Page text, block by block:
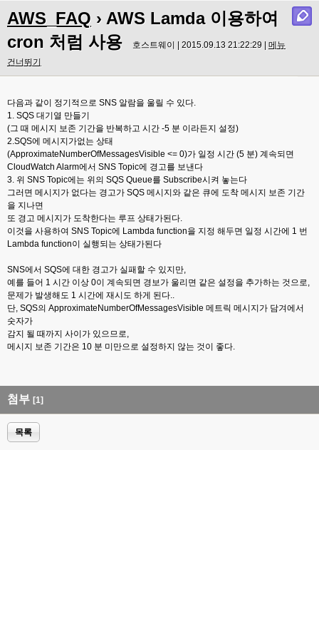
AWS_FAQ › AWS Lamda 이용하여
cron 처럼 사용
호스트웨이 | 2015.09.13 21:22:29 | 메뉴
건너뛰기
다음과 같이 정기적으로 SNS 알람을 울릴 수 있다.
1. SQS 대기열 만들기
(그 때 메시지 보존 기간을 반복하고 시간 -5 분 이라든지 설정)
2.SQS에 메시지가없는 상태
(ApproximateNumberOfMessagesVisible <= 0)가 일정 시간 (5 분) 계속되면
CloudWatch Alarm에서 SNS Topic에 경고를 보낸다
3. 위 SNS Topic에는 위의 SQS Queue를 Subscribe시켜 놓는다
그러면 메시지가 없다는 경고가 SQS 메시지와 같은 큐에 도착 메시지 보존 기간
을 지나면
또 경고 메시지가 도착한다는 루프 상태가된다.
이것을 사용하여 SNS Topic에 Lambda function을 지정 해두면 일정 시간에 1 번
Lambda function이 실행되는 상태가된다
SNS에서 SQS에 대한 경고가 실패할 수 있지만,
예를 들어 1 시간 이상 0이 계속되면 경보가 울리면 같은 설정을 추가하는 것으로,
문제가 발생해도 1 시간에 재시도 하게 된다..
단, SQS의 ApproximateNumberOfMessagesVisible 메트릭 메시지가 담겨에서
숫자가
감지 될 때까지 사이가 있으므로,
메시지 보존 기간은 10 분 미만으로 설정하지 않는 것이 좋다.
첨부 [1]
목록